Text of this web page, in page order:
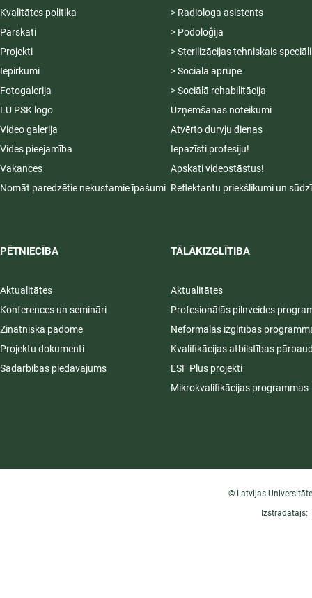
Kvalitātes politika
Pārskati
Projekti
Iepirkumi
Fotogalerija
LU PSK logo
Video galerija
Vides pieejamība
Vakances
Nomāt paredzētie nekustamie īpašumi
PĒTNIECĪBA
Aktualitātes
Konferences un semināri
Zinātniskā padome
Projektu dokumenti
Sadarbības piedāvājums
> Radiologa asistents
> Podoloģija
> Sterilizācijas tehniskais
> Sociālā aprūpe
> Sociālā rehabilitācija
Uzņemšanas noteikumi
Atvērto durvju dienas
Iepazīsti profesiju!
Apskati videostāstus!
Reflektantu priekšlikumi un
TĀLĀKIZGLĪTIBA
Aktualitātes
Profesionālās pilnveides
Neformālās izglītības
Kvalifikācijas atbilstības
ESF Plus projekti
Mikrokvalifikācijas programmas
© Latvijas
Izstrādātājs: